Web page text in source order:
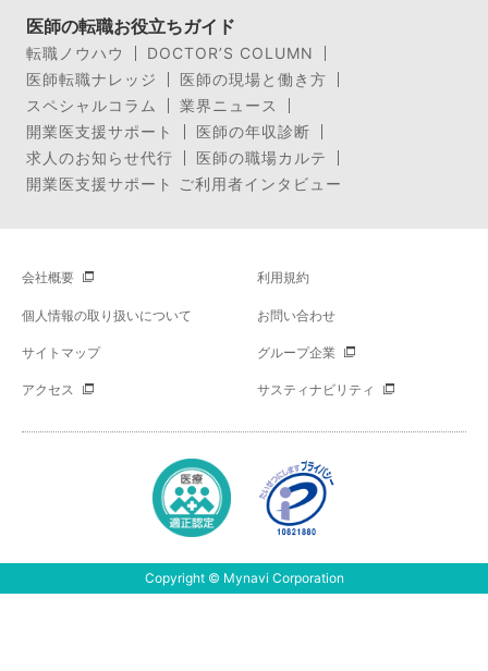
医師の転職お役立ちガイド
転職ノウハウ
DOCTOR’S COLUMN
医師転職ナレッジ
医師の現場と働き方
スペシャルコラム
業界ニュース
開業医支援サポート
医師の年収診断
求人のお知らせ代行
医師の職場カルテ
開業医支援サポート ご利用者インタビュー
会社概要 利用規約
個人情報の取り扱いについて お問い合わせ
サイトマップ グループ企業
アクセス サスティナビリティ
Copyright © Mynavi Corporation